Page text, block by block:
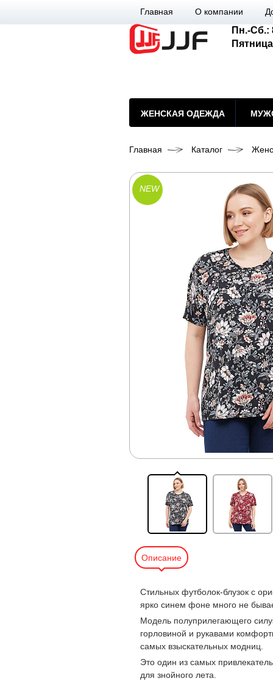
Главная О компании
Пн.-Сб.:
ЖЕНСКАЯ ОДЕЖДА
Главная Каталог
NEW
Описание
Стильных футболок-блузок с
ярко синем фоне много не
Модель полуприлегающего
горловиной и рукавами
самых взыскательных модниц.
Это один из самых
для знойного лета.